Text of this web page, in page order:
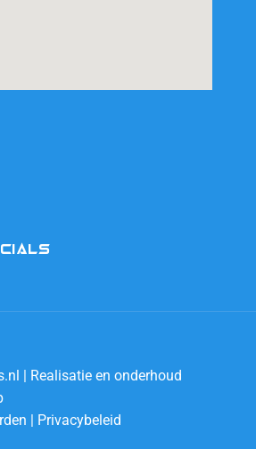
| Realisatie en onderhoud
Privacybeleid